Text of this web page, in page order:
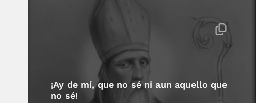
¡Ay de mí, que no sé ni aun aquello que
no sé!